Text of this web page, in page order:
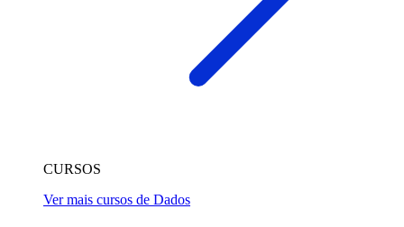
CURSOS
Ver mais cursos de Dados